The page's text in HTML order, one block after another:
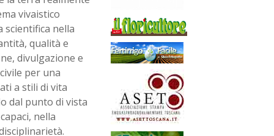
vivaistico
scientifica nella
qualità e
divulgazione e
per una
a stili di vita
dal punto di vista
nella